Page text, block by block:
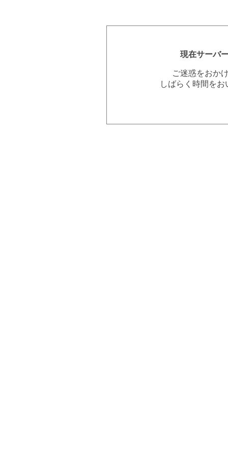
現在サーバ
ご迷惑をおか
しばらく時間を